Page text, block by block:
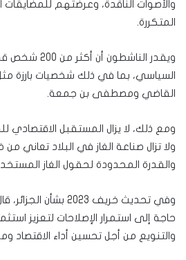
والأصوات الناقدة، وعرضتهم للمضايقات
المتكررة.
ويقدر
السياسي، بما في ذلك شخصيات بارزة
القاضي ومصطفى بن جمعة.
ومع ذلك، لا يزال المستقبل الاقتصادي
ولا تزال صناعة الغاز في البلاد تعاني
والقدرة المحدودة لحقول الغاز
وفي تحديث خريف 2023
حاجة إلى استمرار الإصلاحات لتعزيز
والتنويع من أجل تحسين أداء الاقتصاد